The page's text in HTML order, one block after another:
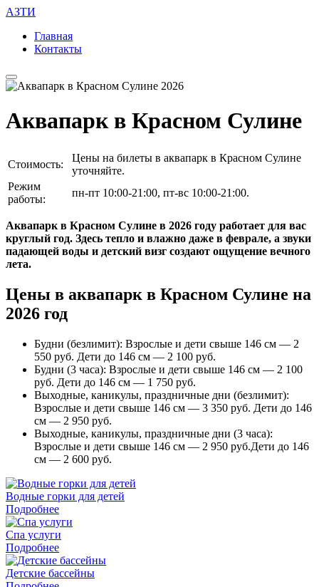
АЗТИ
Главная
Контакты
Аквапарк в Красном Сулине
Стоимость:
Цены на билеты в аквапарк в Красном Сулине
уточняйте.
Режим
работы:
пн-пт 10:00-21:00, пт-вс 10:00-21:00.
Аквапарк в Красном Сулине в 2026 году работает для вас
круглый год. Здесь тепло и влажно даже в феврале, а звуки
падающей воды и детский визг создают ощущение вечного
лета.
Цены в аквапарк в Красном Сулине на
2026 год
Будни (безлимит): Взрослые и дети свыше 146 см — 2
550 руб. Дети до 146 см — 2 100 руб.
Будни (3 часа): Взрослые и дети свыше 146 см — 2 100
руб. Дети до 146 см — 1 750 руб.
Выходные, каникулы, праздничные дни (безлимит):
Взрослые и дети свыше 146 см — 3 350 руб. Дети до 146
см — 2 950 руб.
Выходные, каникулы, праздничные дни (3 часа):
Взрослые и дети свыше 146 см — 2 950 руб.Дети до 146
см — 2 600 руб.
Водные горки для детей
Подробнее
Спа услуги
Подробнее
Детские бассейны